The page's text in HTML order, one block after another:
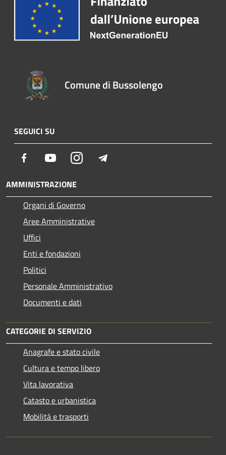
Comune di Bussolengo
SEGUICI SU
Facebook YoutubeInstagram
AMMINISTRAZIONE
Organi di Governo
Aree Amministrative
Uffici
Enti e fondazioni
Politici
Personale Amministrativo
Documenti e dati
CATEGORIE DI SERVIZIO
Anagrafe e stato civile
Cultura e tempo libero
Vita lavorativa
Catasto e urbanistica
Mobilità e trasporti